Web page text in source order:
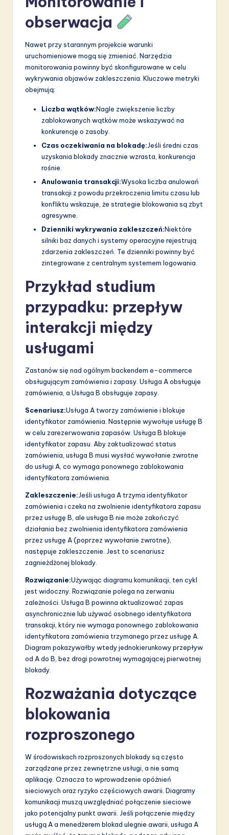
obserwacja
Nawet przy starannym projekcie warunki
uruchomieniowe mogą się zmieniać. Narzędzia
monitorowania powinny być skonfigurowane w celu
wykrywania objawów zakleszczenia. Kluczowe metryki
obejmują:
Liczba wątków:Nagle zwiększenie liczby
zablokowanych wątków może wskazywać na
konkurencję o zasoby.
Czas oczekiwania na blokadę:Jeśli średni czas
uzyskania blokady znacznie wzrasta, konkurencja
rośnie.
Anulowania transakcji:Wysoka liczba anulowań
transakcji z powodu przekroczenia limitu czasu lub
konfliktu wskazuje, że strategie blokowania są zbyt
agresywne.
Dzienniki wykrywania zakleszczeń:Niektóre
silniki baz danych i systemy operacyjne rejestrują
zdarzenia zakleszczeń. Te dzienniki powinny być
zintegrowane z centralnym systemem logowania.
Przykład studium
przypadku: przepływ
interakcji między
usługami
Zastanów się nad ogólnym backendem e-commerce
obsługującym zamówienia i zapasy. Usługa A obsługuje
zamówienia, a Usługa B obsługuje zapasy.
Scenariusz:Usługa A tworzy zamówienie i blokuje
identyfikator zamówienia. Następnie wywołuje usługę B
w celu zarezerwowania zapasów. Usługa B blokuje
identyfikator zapasu. Aby zaktualizować status
zamówienia, usługa B musi wysłać wywołanie zwrotne
do usługi A, co wymaga ponownego zablokowania
identyfikatora zamówienia.
Zakleszczenie:Jeśli usługa A trzyma identyfikator
zamówienia i czeka na zwolnienie identyfikatora zapasu
przez usługę B, ale usługa B nie może zakończyć
działania bez zwolnienia identyfikatora zamówienia
przez usługę A (poprzez wywołanie zwrotne),
następuje zakleszczenie. Jest to scenariusz
zagnieżdżonej blokady.
Rozwiązanie:Używając diagramu komunikacji, ten cykl
jest widoczny. Rozwiązanie polega na zerwaniu
zależności. Usługa B powinna aktualizować zapas
asynchronicznie lub używać osobnego identyfikatora
transakcji, który nie wymaga ponownego zablokowania
identyfikatora zamówienia trzymanego przez usługę A.
Diagram pokazywałby wtedy jednokierunkowy przepływ
od A do B, bez drogi powrotnej wymagającej pierwotnej
blokady.
Rozważania dotyczące
blokowania
rozproszonego
W środowiskach rozproszonych blokady są często
zarządzane przez zewnętrzne usługi, a nie samą
aplikację. Oznacza to wprowadzenie opóźnień
sieciowych oraz ryzyko częściowych awarii. Diagramy
komunikacji muszą uwzględniać połączenie sieciowe
jako potencjalny punkt awarii. Jeśli połączenie między
usługą A a menedżerem blokad ulegnie awarii, usługa A